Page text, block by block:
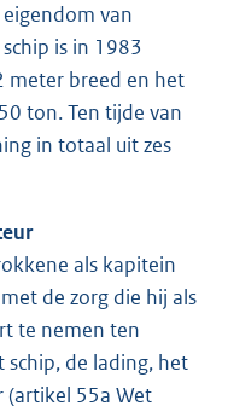
van
is in 1983
meter breed en het
ton. Ten tijde van
in totaal uit zes
als kapitein
de zorg die hij als
te nemen ten
schip, de lading, het
(artikel 55a Wet